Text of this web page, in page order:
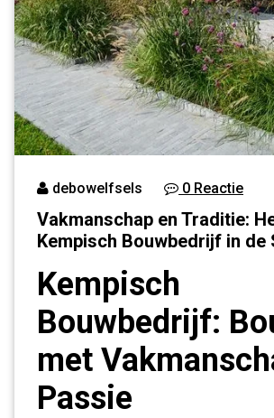
debowelfsels 0 Reactie
Vakmanschap en Traditie:
Kempisch Bouwbedrijf in de
Kempisch
Bouwbedrijf:
met
Passie